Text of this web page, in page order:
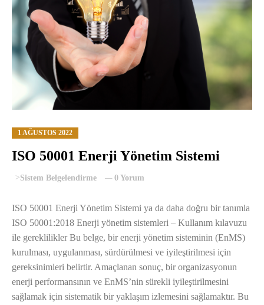
1 AĞUSTOS 2022
ISO 50001 Enerji Yönetim Sistemi
>Sistem Belgelendirme 0 Yorum
ISO 50001 Enerji Yönetim Sistemi ya da daha doğru bir tanımla
ISO 50001:2018 Enerji yönetim sistemleri – Kullanım kılavuzu
ile gereklilikler Bu belge, bir enerji yönetim sisteminin (EnMS)
kurulması, uygulanması, sürdürülmesi ve iyileştirilmesi için
gereksinimleri belirtir. Amaçlanan sonuç, bir organizasyonun
enerji performansının ve EnMS’nin sürekli iyileştirilmesini
sağlamak için sistematik bir yaklaşım izlemesini sağlamaktır. Bu